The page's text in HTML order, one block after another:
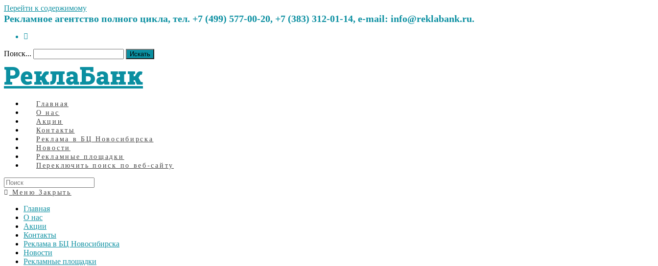
Перейти к содержимому
Рекламное агентство полного цикла, тел. +7 (499) 577-00-20, +7 (383) 312-01-14, e-mail: info@reklabank.ru.
Поиск... Искать
РеклаБанк
Главная
О нас
Акции
Контакты
Реклама в БЦ Новосибирска
Новости
Рекламные площадки
Переключить поиск по веб-сайту
Меню Закрыть
Главная
О нас
Акции
Контакты
Реклама в БЦ Новосибирска
Новости
Рекламные площадки